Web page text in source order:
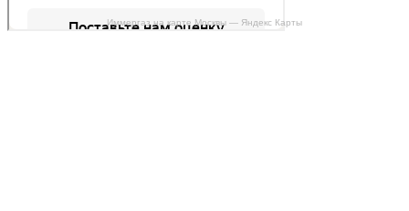
Иммергаз на карте Москвы — Яндекс Карты